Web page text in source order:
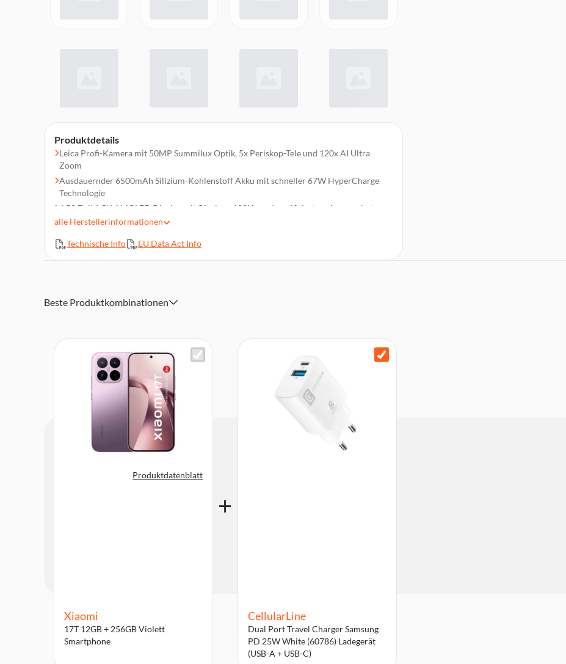
Produktdetails
Leica Profi-Kamera mit 50MP Summilux Optik, 5x Periskop-Tele und 120x AI Ultra
Zoom
Ausdauernder 6500mAh Silizium-Kohlenstoff Akku mit schneller 67W HyperCharge
Technologie
6,59 Zoll 1,5K AMOLED Display mit flüssigen 120Hz und zertifiziertem Augenschutz
durch Xiaomi Vision Care
HyperAI Funktionen
Robustes Design mit IP68 Wasserresistenz und hochwertigem Stereo-Sound durch
alle Herstellerinformationen
Technische Info EU Data Act Info
Beste Produktkombinationen
Produktdatenblatt
Xiaomi
17T 12GB + 256GB Violett
Smartphone
CellularLine
Dual Port Travel Charger Samsung
PD 25W White (60786) Ladegerät
(USB-A + USB-C)